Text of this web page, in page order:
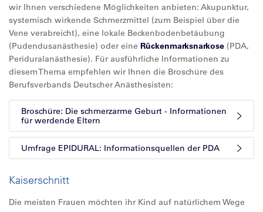
wir Ihnen verschiedene Möglichkeiten anbieten: Akupunktur,
systemisch wirkende Schmerzmittel (zum Beispiel über die
Vene verabreicht), eine lokale Beckenbodenbetäubung
(Pudendusanästhesie) oder eine Rückenmarksnarkose (PDA,
Periduralanästhesie). Für ausführliche Informationen zu
diesem Thema empfehlen wir Ihnen die Broschüre des
Berufsverbands Deutscher Anästhesisten:
Broschüre: Die schmerzarme Geburt - Informationen
für werdende Eltern
Umfrage EPIDURAL: Informationsquellen der PDA
Kaiserschnitt
Die meisten Frauen möchten ihr Kind auf natürlichem Wege